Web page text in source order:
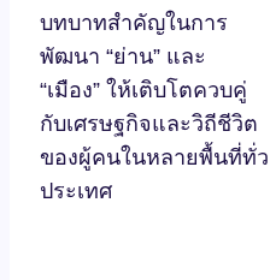
บทบาทสำคัญในการ
พัฒนา “ย่าน” และ
“เมือง” ให้เติบโตควบคู่
กับเศรษฐกิจและวิถีชีวิต
ของผู้คนในหลายพื้นที่ทั่ว
ประเทศ